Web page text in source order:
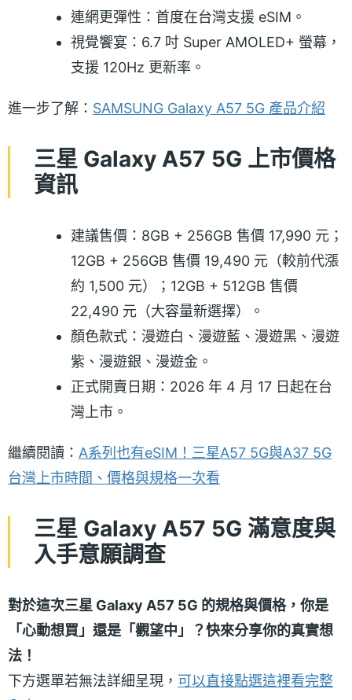
連網更彈性：首度在台灣支援 eSIM。
視覺饗宴：6.7 吋 Super AMOLED+ 螢幕，
支援 120Hz 更新率。
進一步了解： SAMSUNG Galaxy A57 5G 產品介紹
三星 Galaxy A57 5G 上市價格
資訊
建議售價：8GB + 256GB 售價 17,990 元；
12GB + 256GB 售價 19,490 元（較前代漲
約 1,500 元）；12GB + 512GB 售價
22,490 元（大容量新選擇）。
顏色款式：漫遊白、漫遊藍、漫遊黑、漫遊
紫、漫遊銀、漫遊金。
正式開賣日期：2026 年 4 月 17 日起在台
灣上市。
繼續閱讀： A系列也有eSIM！三星A57 5G與A37 5G
台灣上市時間、價格與規格一次看
三星 Galaxy A57 5G 滿意度與
入手意願調查
對於這次三星 Galaxy A57 5G 的規格與價格，你是
「心動想買」還是「觀望中」？快來分享你的真實想
法！
下方選單若無法詳細呈現， 可以直接點選這裡看完整